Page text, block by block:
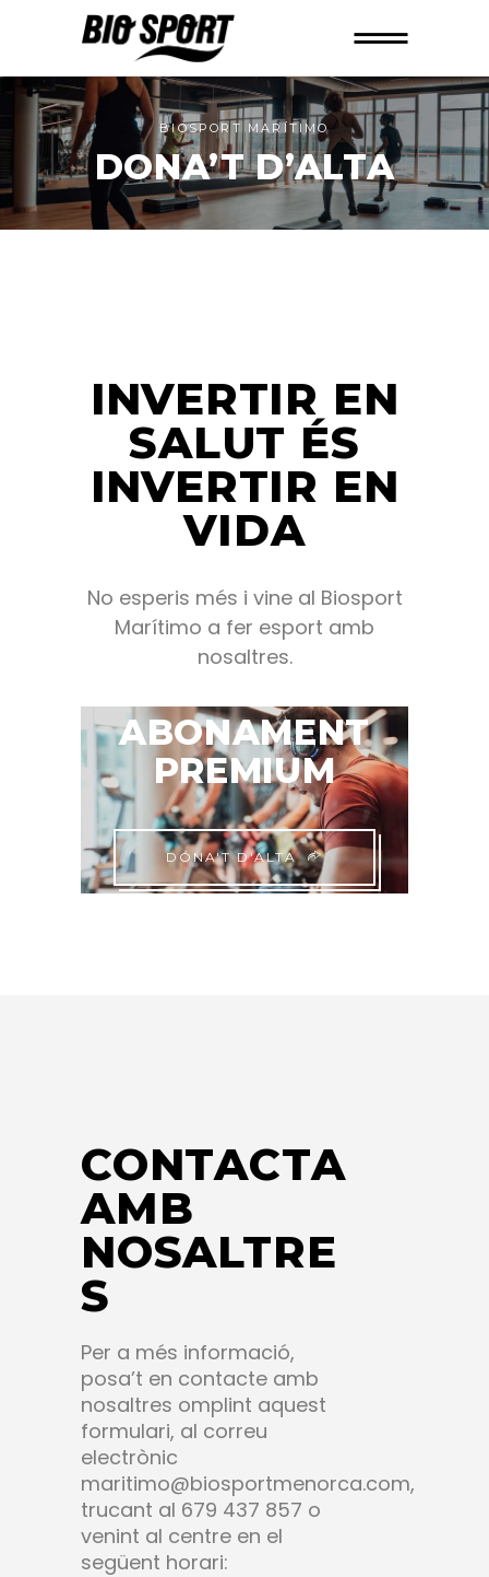
BIOSPORT MARÍTIMO
DONA’T D’ALTA
INVERTIR EN
SALUT ÉS
INVERTIR EN
VIDA
No esperis més i vine al Biosport
Marítimo a fer esport amb
nosaltres.
ABONAMENT
PREMIUM
DÓNA'T D'ALTA
CONTACTA
AMB
NOSALTRE
S
Per a més informació,
posa’t en contacte amb
nosaltres omplint aquest
formulari, al correu
electrònic
maritimo@biosportmenorca.com,
trucant al 679 437 857 o
venint al centre en el
següent horari: